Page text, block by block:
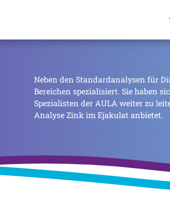
Neben den Standardanalysen für
Bereichen spezialisiert. Sie haben
Spezialisten der AULA weiter zu
Analyse Zink im Ejakulat anbietet.